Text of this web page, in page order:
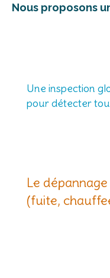
Nous proposons
Une inspection
pour détecter
Le
(fuite,